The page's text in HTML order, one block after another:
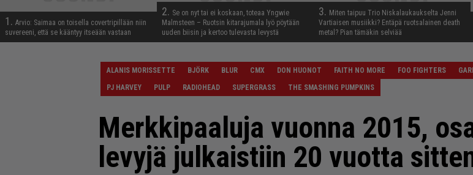
1. Arvio: Saimaa on toisella covertripillään niin
suvereeni, että se kääntyy itseään vastaan
2. Se on nyt tai ei koskaan, toteaa Yngwie
Malmsteen – Ruotsin kitarajumala lyö pöytään
uuden biisin ja kertoo tulevasta levystä
3. Miten taipuu Trio Niskalaukaukselta Jenni
Vartiaisen musiikki? Entäpä ruotsalainen death
metal? Pian tämäkin selviää
ALANIS MORISSETTE BJÖRK BLUR CMX DON HUONOT FAITH NO MORE FOO FIGHTERS
PJ HARVEY
PULP RADIOHEAD SUPERGRASS THE SMASHING PUMPKINS
Merkkipaaluja vuonna 2015,
levyjä julkaistiin 20 vuotta